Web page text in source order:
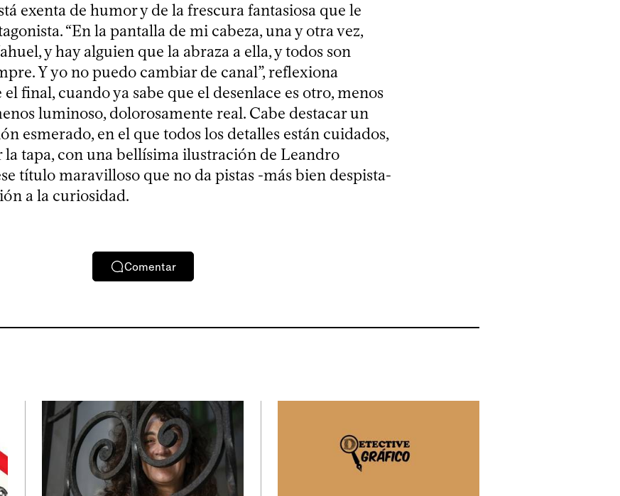
exenta de humor y de la frescura fantasiosa que le
“En la pantalla de mi cabeza, una y otra vez,
y hay alguien que la abraza a ella, y todos son
Y yo no puedo cambiar de canal”, reflexiona
final, cuando ya sabe que el desenlace es otro, menos
luminoso, dolorosamente real. Cabe destacar un
esmerado, en el que todos los detalles están cuidados,
la tapa, con una bellísima ilustración de Leandro
título maravilloso que no da pistas -más bien despista-
a la curiosidad.
Comentar